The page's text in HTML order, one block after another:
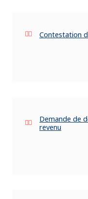
Contestation
Demande de
revenu